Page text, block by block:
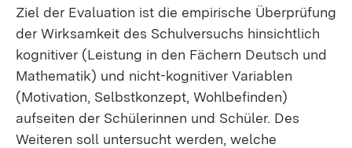
Ziel der Evaluation ist die empirische Überprüfung
der Wirksamkeit des Schulversuchs hinsichtlich
kognitiver (Leistung in den Fächern Deutsch und
Mathematik) und nicht-kognitiver Variablen
(Motivation, Selbstkonzept, Wohlbefinden)
aufseiten der Schülerinnen und Schüler. Des
Weiteren soll untersucht werden, welche